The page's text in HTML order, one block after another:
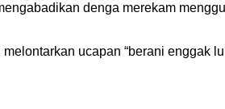
denga merekam
ucapan “berani enggak